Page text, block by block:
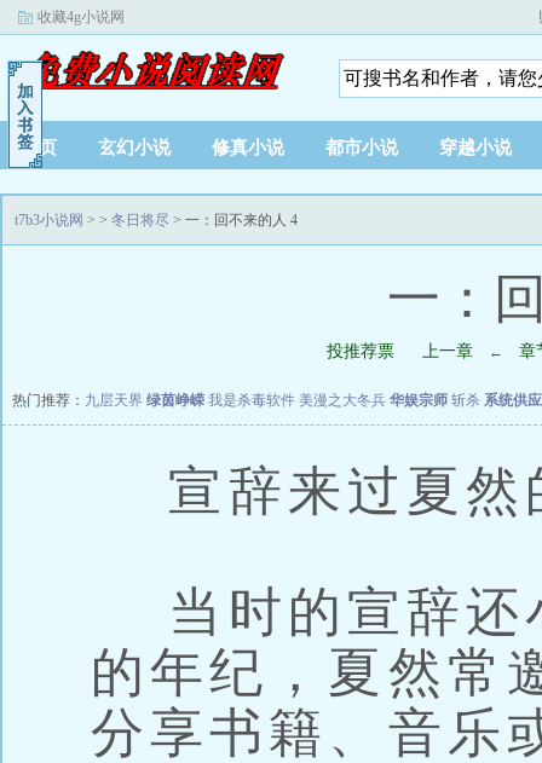
收藏4g小说网
首页 玄幻小说 修真小说 都市小说 穿越小说
t7b3小说网 > > 冬日将尽 > 一：回不来的人 4
一：
投推荐票 上一章 ← 章
热门推荐： 九层天界 绿茵峥嵘 我是杀毒软件 美漫之大冬兵 华娱宗师 斩杀 系统供
宣辞来过夏然
当时的宣辞还
的年纪，夏然常
分享书籍、音乐